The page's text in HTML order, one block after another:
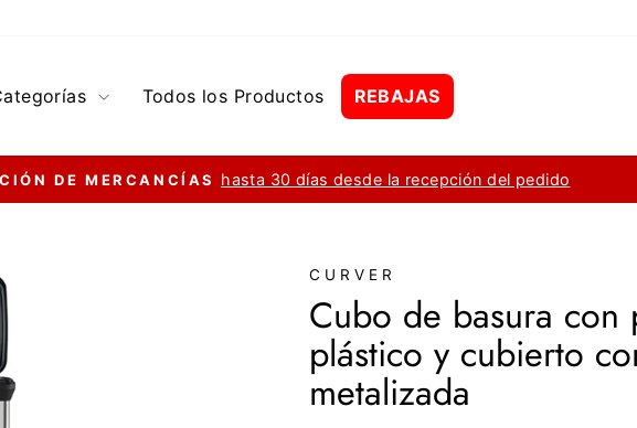
Todos los Productos REBAJAS
diapositivas
DE MERCANCÍAS hasta 30 días desde la recepción del pedido
CURVER
Cubo de basura con
plástico y cubierto
metalizada